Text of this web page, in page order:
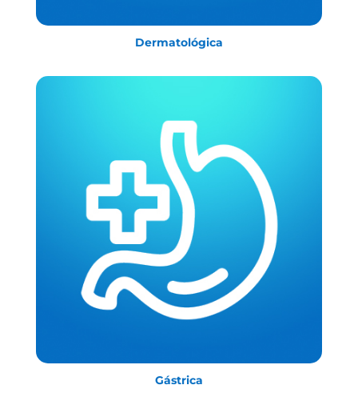
Dermatológica
Gástrica